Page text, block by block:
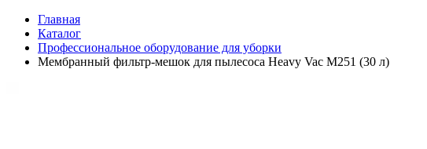
Главная
Каталог
Профессиональное оборудование для уборки
Мембранный фильтр-мешок для пылесоса Heavy Vac M251 (30 л)